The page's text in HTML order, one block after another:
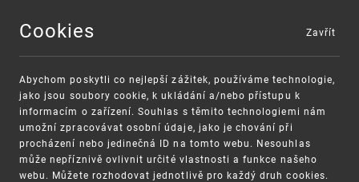
MENU
Cookies
Abychom poskytli co nejlepší zážitek, používáme technologie,
jako jsou soubory cookie, k ukládání a/nebo přístupu k
informacím o zařízení. Souhlas s těmito technologiemi nám
umožní zpracovávat osobní údaje, jako je chování při
procházení nebo jedinečná ID na tomto webu. Nesouhlas
může nepříznivě ovlivnit určité vlastnosti a funkce našeho
webu. Můžete rozhodovat jednotlivě pro každý druh cookies.
Zavřít